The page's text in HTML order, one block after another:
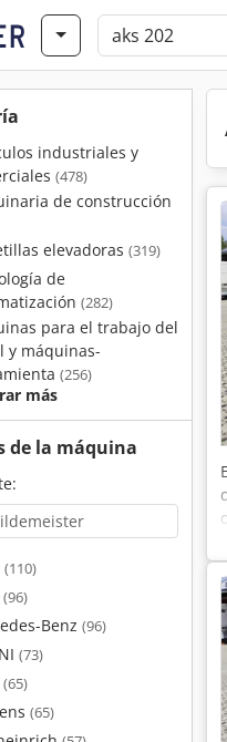
industriales y
(478)
de construcción
elevadoras (319)
de
(282)
para el trabajo del
y máquinas-
(256)
más
de la máquina
(110)
(96)
Benz (96)
(73)
(65)
(65)